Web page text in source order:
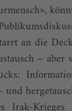
an die
– aber
Irak-